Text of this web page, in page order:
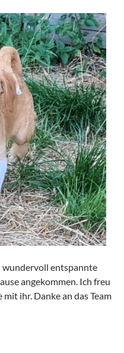
wundervoll entspannte
angekommen. Ich freu
ihr. Danke an das Team